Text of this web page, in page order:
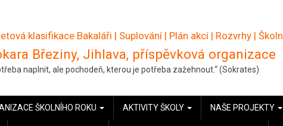
klasifikace Bakaláři | Suplování | Plán akcí | Rozvrhy |
Březiny, Jihlava, příspěvková organizace
naplnit, ale pochodeň, kterou je potřeba zažehnout.“ (Sokrates)
ŠKOLNÍHO ROKU AKTIVITY ŠKOLY NAŠE PROJEKTY